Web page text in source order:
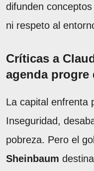
difunden
ni respeto al
Críticas a
agenda progre
La capital enfrenta
Inseguridad,
pobreza. Pero el
Sheinbaum